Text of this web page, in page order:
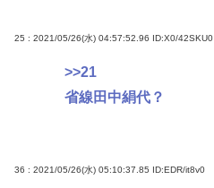
25 : 2021/05/26(水) 04:57:52.96 ID:X0/42SKU0
>>21
省線田中絹代？
36 : 2021/05/26(水) 05:10:37.85 ID:EDR/it8v0